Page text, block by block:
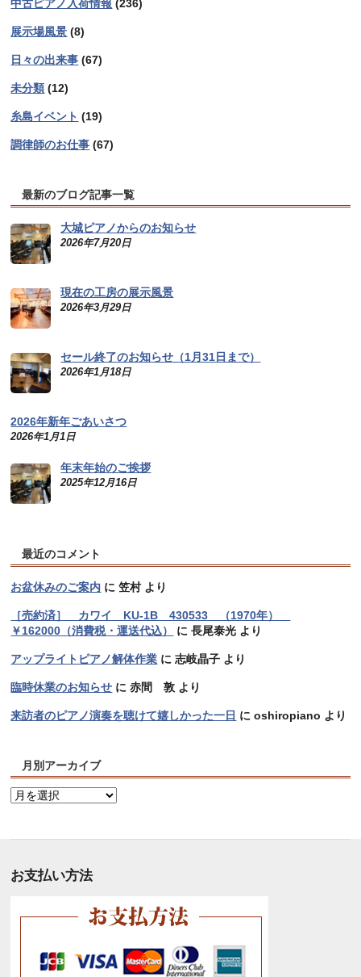
中古ピアノ入荷情報 (236)
展示場風景 (8)
日々の出来事 (67)
未分類 (12)
糸島イベント (19)
調律師のお仕事 (67)
最新のブログ記事一覧
大城ピアノからのお知らせ
2026年7月20日
現在の工房の展示風景
2026年3月29日
セール終了のお知らせ（1月31日まで）
2026年1月18日
2026年新年ごあいさつ
2026年1月1日
年末年始のご挨拶
2025年12月16日
最近のコメント
お盆休みのご案内 に笠村より
［売約済］ カワイ KU-1B 430533 （1970年）
￥162000（消費税・運送代込）
に長尾泰光 より
アップライトピアノ解体作業 に志岐晶子 より
臨時休業のお知らせ に赤間 敦 より
来訪者のピアノ演奏を聴けて嬉しかった一日 にoshiropiano より
月別アーカイブ
月
カ
お支払い方法